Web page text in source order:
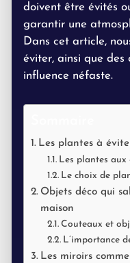
doivent être évités
garantir une
Dans cet article,
éviter, ainsi que des
influence néfaste.
Les plantes à
Les plantes
Le choix de
Objets déco qui
maison
Couteaux et
L’importance
Les miroirs